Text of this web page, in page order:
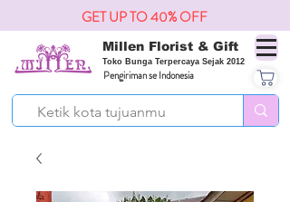
Millen Florist & Gift
Toko Bunga Terpercaya Sejak 2012
Pengiriman se Indonesia
GET UP TO 40% OFF